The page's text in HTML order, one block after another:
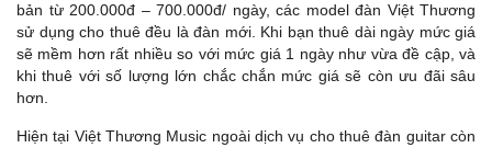
bản từ 200.000đ – 700.000đ/ ngày, các model đàn Việt Thương
sử dụng cho thuê đều là đàn mới. Khi bạn thuê dài ngày mức giá
sẽ mềm hơn rất nhiều so với mức giá 1 ngày như vừa đề cập, và
khi thuê với số lượng lớn chắc chắn mức giá sẽ còn ưu đãi sâu
hơn.
Hiện tại Việt Thương Music ngoài dịch vụ cho thuê đàn guitar còn